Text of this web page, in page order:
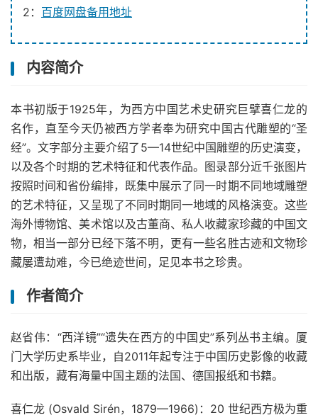
2： 百度网盘备用地址
内容简介
本书初版于1925年，为西方中国艺术史研究巨擘喜仁龙的
名作，直至今天仍被西方学者奉为研究中国古代雕塑的“圣
经”。文字部分主要介绍了5—14世纪中国雕塑的历史演变，
以及各个时期的艺术特征和代表作品。图录部分近千张图片
按照时间和省份编排，既集中展示了同一时期不同地域雕塑
的艺术特征，又呈现了不同时期同一地域的风格演变。这些
海外博物馆、美术馆以及古董商、私人收藏家珍藏的中国文
物，相当一部分已经下落不明，更有一些名胜古迹和文物珍
藏屡遭劫难，今已绝迹世间，足见本书之珍贵。
作者简介
赵省伟：“西洋镜”“遗失在西方的中国史”系列丛书主编。厦
门大学历史系毕业，自2011年起专注于中国历史影像的收藏
和出版，藏有海量中国主题的法国、德国报纸和书籍。
喜仁龙 (Osvald Sirén，1879—1966)：20 世纪西方极为重